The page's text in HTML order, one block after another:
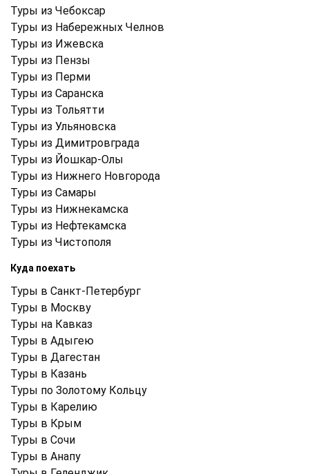
Туры из Чебоксар
Туры из Набережных Челнов
Туры из Ижевска
Туры из Пензы
Туры из Перми
Туры из Саранска
Туры из Тольятти
Туры из Ульяновска
Туры из Димитровграда
Туры из Йошкар-Олы
Туры из Нижнего Новгорода
Туры из Самары
Туры из Нижнекамска
Туры из Нефтекамска
Туры из Чистополя
Куда поехать
Туры в Санкт-Петербург
Туры в Москву
Туры на Кавказ
Туры в Адыгею
Туры в Дагестан
Туры в Казань
Туры по Золотому Кольцу
Туры в Карелию
Туры в Крым
Туры в Cочи
Туры в Анапу